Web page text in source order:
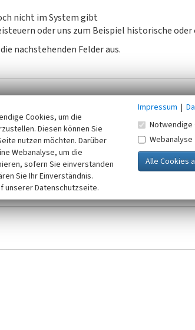
nicht im System gibt
oder uns zum Beispiel historische oder
nachstehenden Felder aus.
werden ausschließlich im Rahmen der KuLaDig-
des Datenschutzgesetzes NRW und der seit
unsere Hinweise zumDatenschutz
Cookies, um die
Diesen können Sie
nutzen möchten. Darüber
Webanalyse, um die
sofern Sie einverstanden
Sie Ihr Einverständnis.
unserer Datenschutzseite.
Impressum |
Notwendige
Webanalyse